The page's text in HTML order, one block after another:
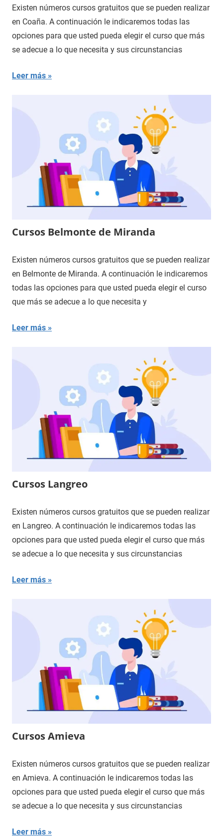
Existen números cursos gratuitos que se pueden realizar
en Coaña. A continuación le indicaremos todas las
opciones para que usted pueda elegir el curso que más
se adecue a lo que necesita y sus circunstancias
Leer más
Cursos Belmonte de Miranda
Existen números cursos gratuitos que se pueden realizar
en Belmonte de Miranda. A continuación le indicaremos
todas las opciones para que usted pueda elegir el curso
que más se adecue a lo que necesita y
Leer más
Cursos Langreo
Existen números cursos gratuitos que se pueden realizar
en Langreo. A continuación le indicaremos todas las
opciones para que usted pueda elegir el curso que más
se adecue a lo que necesita y sus circunstancias
Leer más
Cursos Amieva
Existen números cursos gratuitos que se pueden realizar
en Amieva. A continuación le indicaremos todas las
opciones para que usted pueda elegir el curso que más
se adecue a lo que necesita y sus circunstancias
Leer más